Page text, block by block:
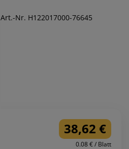
Art.-Nr. H122017000-76645
38,62 €
0.08 € / Blatt